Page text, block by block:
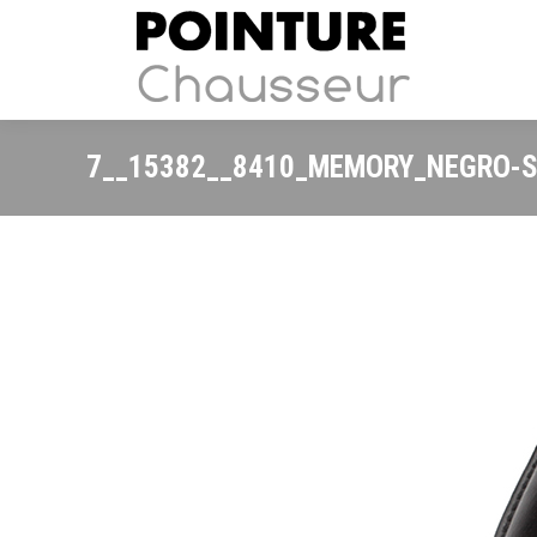
7__15382__8410_MEMORY_NEGRO-